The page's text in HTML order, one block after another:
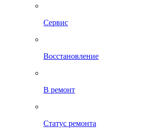
Сервис
Восстановление
В ремонт
Статус ремонта